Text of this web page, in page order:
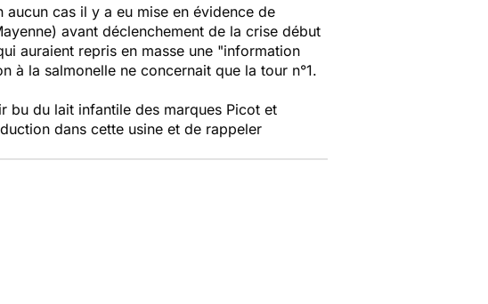
cas il y a eu mise en évidence de
avant déclenchement de la crise début
auraient repris en masse une "information
à la salmonelle ne concernait que la tour n°1.
bu du lait infantile des marques Picot et
dans cette usine et de rappeler